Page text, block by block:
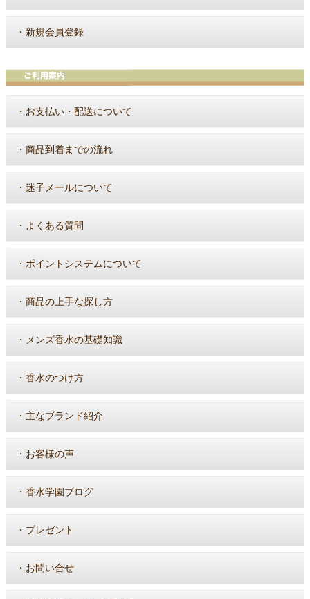
・ 新規会員登録
・ お支払い・配送について
・ 商品到着までの流れ
・ 迷子メールについて
・ よくある質問
・ ポイントシステムについて
・ 商品の上手な探し方
・ メンズ香水の基礎知識
・ 香水のつけ方
・ 主なブランド紹介
・ お客様の声
・ 香水学園ブログ
・ プレゼント
・ お問い合せ